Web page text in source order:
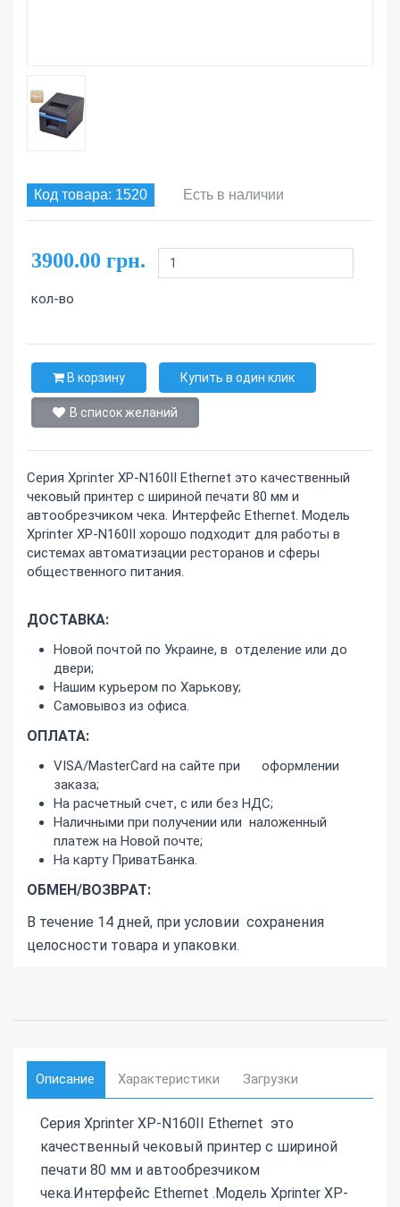
Код товара: 1520 Есть в наличии
3900.00 грн.
кол-во
В корзину Купить в один клик
В список желаний
Серия Xprinter XP-N160II Ethernet это качественный
чековый принтер с шириной печати 80 мм и
автообрезчиком чека. Интерфейс Ethernet. Модель
Xprinter XP-N160II хорошо подходит для работы в
системах автоматизации ресторанов и сферы
общественного питания.
ДОСТАВКА:
Новой почтой по Украине, в отделение или до
двери;
Нашим курьером по Харькову;
Самовывоз из офиса.
ОПЛАТА:
VISA/MasterCard на сайте при оформлении
заказа;
На расчетный счет, с или без НДС;
Наличными при получении или наложенный
платеж на Новой почте;
На карту ПриватБанка.
ОБМЕН/ВОЗВРАТ:
В течение 14 дней, при условии сохранения
целосности товара и упаковки.
Описание Характеристики Загрузки
Серия Xprinter XP-N160II Ethernet это
качественный чековый принтер с шириной
печати 80 мм и автообрезчиком
чека.Интерфейс Ethernet .Модель Xprinter XP-